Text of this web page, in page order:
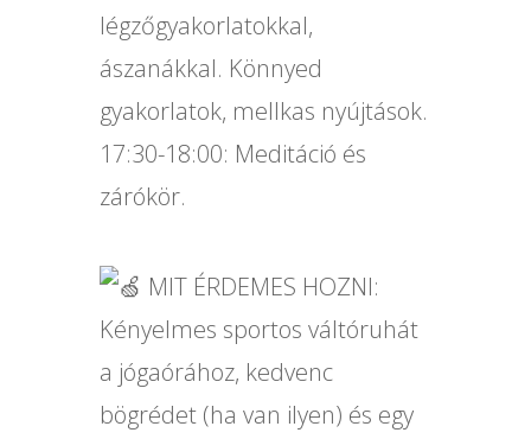
légzőgyakorlatokkal,
ászanákkal. Könnyed
gyakorlatok, mellkas nyújtások.
17:30-18:00: Meditáció és
zárókör.
MIT ÉRDEMES HOZNI:
Kényelmes sportos váltóruhát
a jógaórához, kedvenc
bögrédet (ha van ilyen) és egy